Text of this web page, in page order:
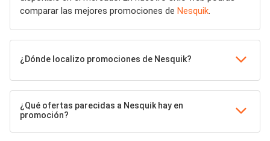
comparar las mejores promociones de Nesquik
¿Dónde localizo promociones de Nesquik?
¿Qué ofertas parecidas a Nesquik hay en
promoción?